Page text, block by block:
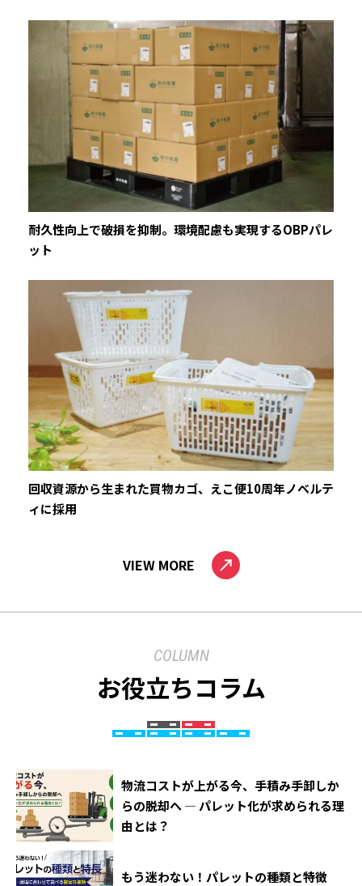
耐久性向上で破損を抑制。環境配慮も実現するOBPパレ
ット
回収資源から生まれた買物カゴ、えこ便10周年ノベルテ
ィに採用
VIEW MORE
COLUMN
お役立ちコラム
物流コストが上がる今、手積み手卸しか
らの脱却へ ― パレット化が求められる理
由とは？
もう迷わない！パレットの種類と特徴